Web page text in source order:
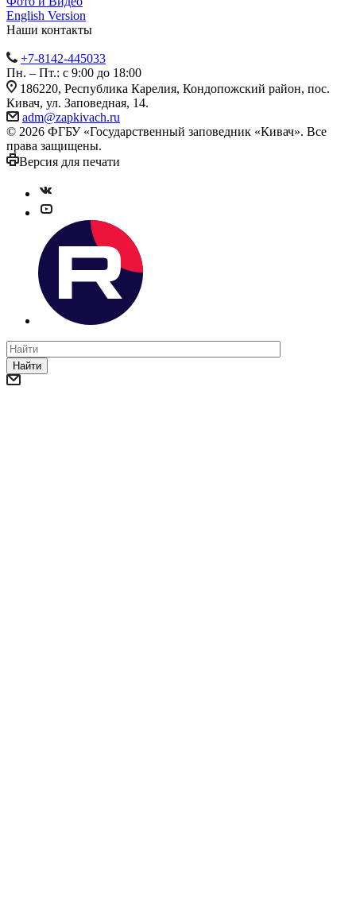
English Version
Наши контакты
+7-8142-445033
Пн. – Пт.: с 9:00 до 18:00
186220, Республика Карелия, Кондопожский район, пос.
Кивач, ул. Заповедная, 14.
adm@zapkivach.ru
© 2026 ФГБУ «Государственный заповедник «Кивач». Все
права защищены.
Версия для печати
Найти